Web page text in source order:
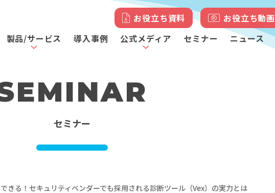
お役立ち資料 お役立ち動画
製品/サービス
導入事例 公式メディア セミナー ニュース
セミナー
きる！セキュリティベンダーでも採用される診断ツール（Vex）の実力とは